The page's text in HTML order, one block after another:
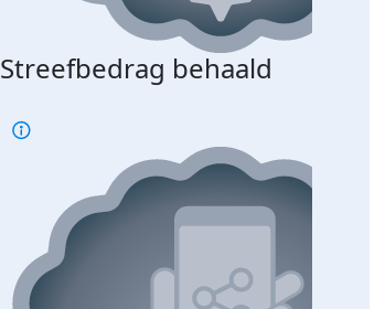
Streefbedrag behaald